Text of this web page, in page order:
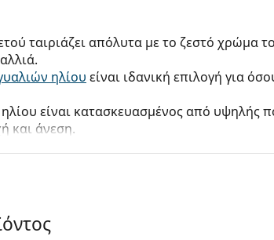
ταιριάζει απόλυτα με το ζεστό χρώμα
ηλίου είναι ιδανική επιλογή για
είναι κατασκευασμένος από υψηλής
και άνεση.
ελαφρώς το μπλε φως, αντανακλούν το
φακούς
το πιο φωτεινό. Η πιο σκούρα